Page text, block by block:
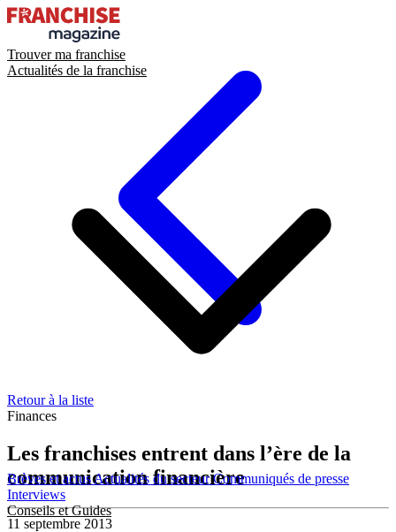
Trouver ma franchise
Actualités de la franchise
Brèves et actusActualités du secteurCommuniqués de presse
Interviews
Conseils et Guides
Retour à la liste
Finances
Les franchises entrent dans l’ère de la
communication financière
11 septembre 2013